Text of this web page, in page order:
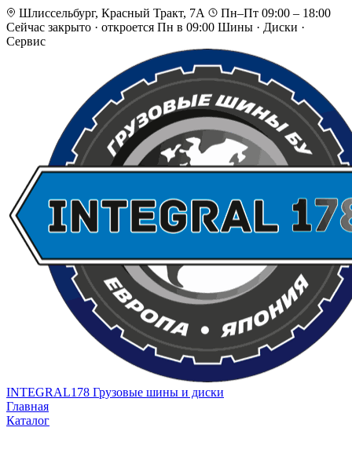
Шлиссельбург, Красный Тракт, 7А
Пн–Пт 09:00 – 18:00
Сейчас закрыто · откроется Пн в 09:00 Шины · Диски ·
Сервис
INTEGRAL178 Грузовые шины и диски
Главная
Каталог